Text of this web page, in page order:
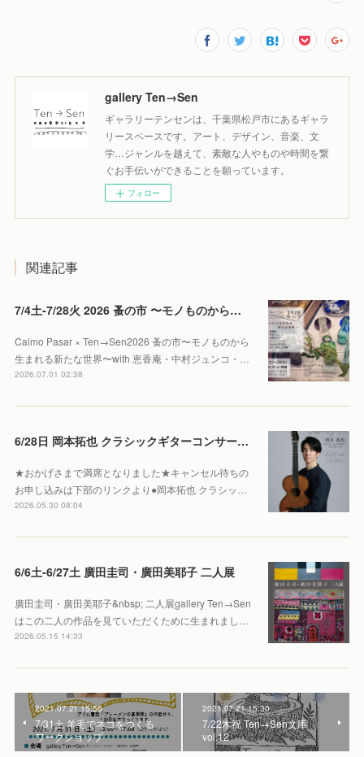
gallery Ten→Sen
ギャラリーテンセンは、千葉県松戸市にあるギャラ
リースペースです。アート、デザイン、音楽、文
学…ジャンルを越えて、素敵な人やものや時間を繋
ぐお手伝いができることを願っています。
フォロー
関連記事
7/4土-7/28火 2026 蚤の市 〜モノものから生まれる新たな世界〜
Calmo Pasar × Ten→Sen2026 蚤の市〜モノものから
生まれる新たな世界〜with 恵香庵・中村ジュンコ・…
2026.07.01 02:38
6/28日 岡本拓也 クラシックギターコンサート 【Sold out】
★おかげさまで満席となりました★キャンセル待ちの
お申し込みは下部のリンクより●岡本拓也 クラシッ…
2026.05.30 08:04
6/6土-6/27土 廣田圭司・廣田美耶子 二人展
廣田圭司・廣田美耶子&nbsp; 二人展gallery Ten→Sen
はこの二人の作品を見ていただくために生まれまし…
2026.05.15 14:33
2021.07.21 15:56
7/31土 羊毛でネコをつくる
ワークショップ
2021.07.21 15:30
7/22木祝 Ten→Sen文庫
vol.12